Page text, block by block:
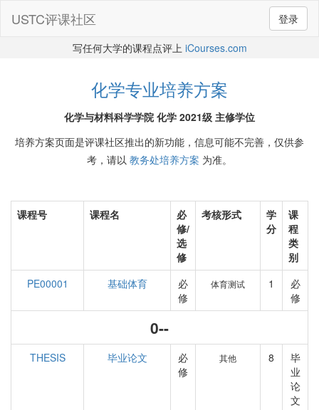
登录
USTC评课社区
写任何大学的课程点评上 iCourses.com
化学专业培养方案
化学与材料科学学院 化学 2021级 主修学位
培养方案页面是评课社区推出的新功能，信息可能不完善，仅供参
考，请以 教务处培养方案 为准。
课程号 课程名
必
修/
选
修
考核形式
学
分
课
程
类
别
PE00001
基础体育
必
修
体育测试 1
必
修
0--
THESIS 毕业论文
必
修
其他 8
毕
业
论
文